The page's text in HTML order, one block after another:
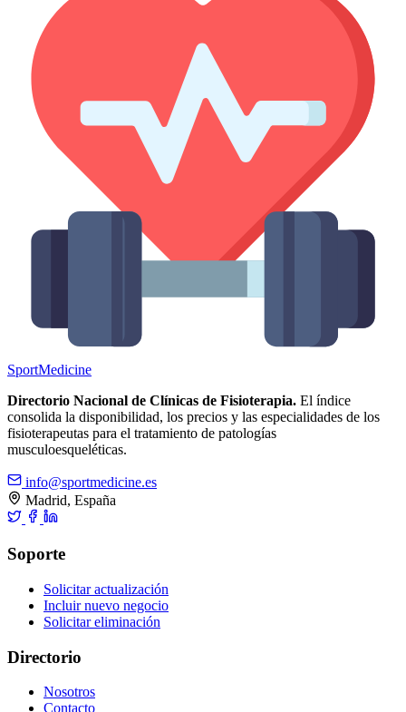
SportMedicine
Directorio Nacional de Clínicas de Fisioterapia. El índice
consolida la disponibilidad, los precios y las especialidades de los
fisioterapeutas para el tratamiento de patologías
musculoesqueléticas.
info@sportmedicine.es
Madrid, España
Soporte
Solicitar actualización
Incluir nuevo negocio
Solicitar eliminación
Directorio
Nosotros
Contacto